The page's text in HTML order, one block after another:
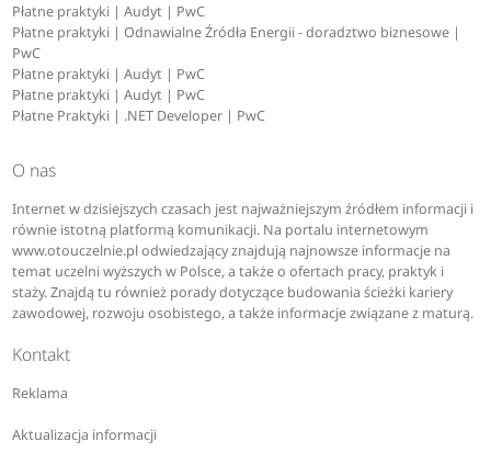
Płatne praktyki | Audyt | PwC
Płatne praktyki | Odnawialne Źródła Energii - doradztwo biznesowe |
PwC
Płatne praktyki | Audyt | PwC
Płatne praktyki | Audyt | PwC
Płatne Praktyki | .NET Developer | PwC
O nas
Internet w dzisiejszych czasach jest najważniejszym źródłem informacji i
równie istotną platformą komunikacji. Na portalu internetowym
www.otouczelnie.pl odwiedzający znajdują najnowsze informacje na
temat uczelni wyższych w Polsce, a także o ofertach pracy, praktyk i
staży. Znajdą tu również porady dotyczące budowania ścieżki kariery
zawodowej, rozwoju osobistego, a także informacje związane z maturą.
Kontakt
Reklama
Aktualizacja informacji